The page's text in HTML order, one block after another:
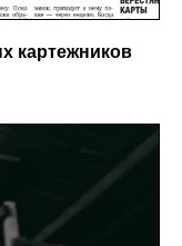
картежников